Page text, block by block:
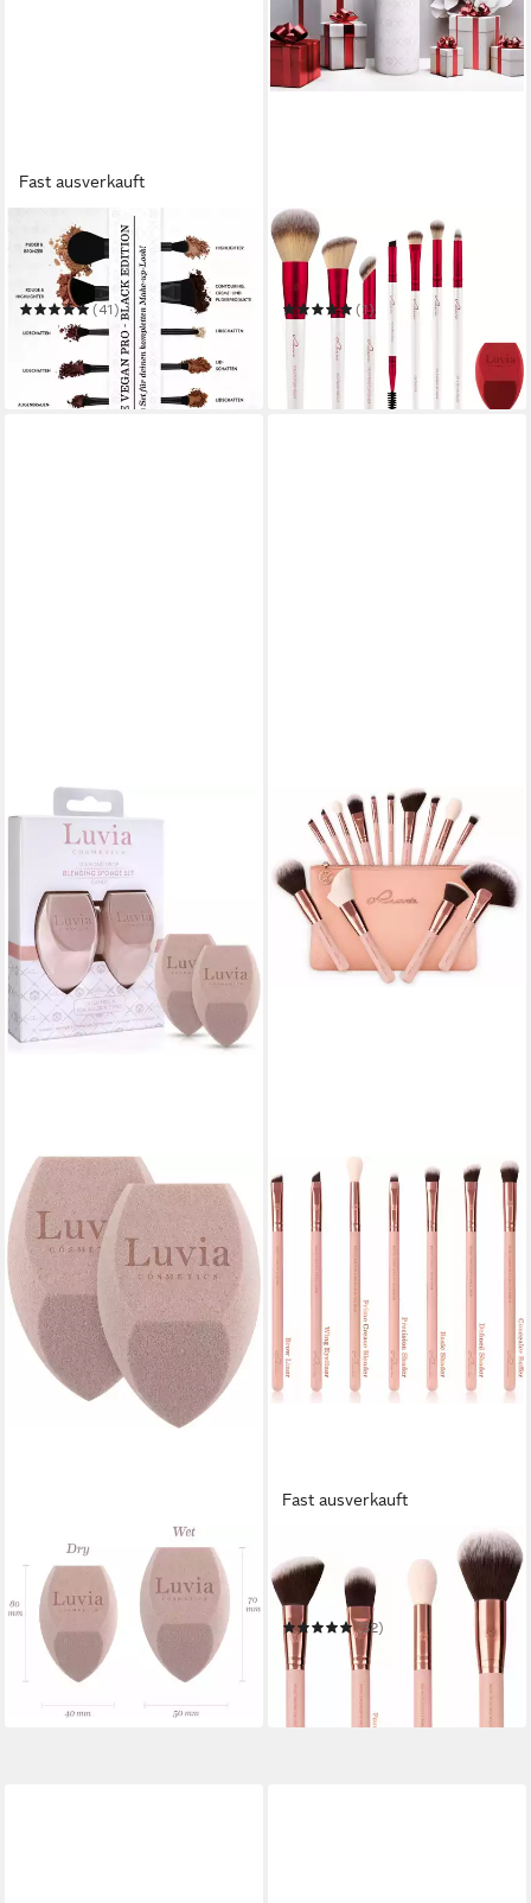
Fast ausverkauft
LUVIA COSMETICS
Kosmetikpinsel-Set PRIME
VEGAN PRO - BLACK
(41)
58,99 €
in 1-2 Werktagen bei dir
LUVIA COSMETICS
Kosmetikpinsel-Set PRIME
VEGAN MEMORIES
(1)
28,99 € 34,90 €
-17%
in 3-4 Werktagen bei dir
LUVIA COSMETICS
Make-up Schwamm
DIAMOND SPONGE CANDY
12,99 € 14,90 €
-13%
in 6-8 Werktagen bei dir
Fast ausverkauft
Kosmetikpinsel-Set
ESSENTIAL BRUSHES -
ROSE GOLDEN VINTAGE
(32)
47,99 € UVP 59,90 €
-20%
in 1-2 Werktagen bei dir